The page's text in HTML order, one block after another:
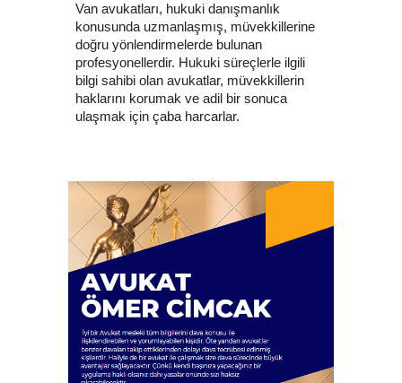
Van avukatları, hukuki danışmanlık
konusunda uzmanlaşmış, müvekkillerine
doğru yönlendirmelerde bulunan
profesyonellerdir. Hukuki süreçlerle ilgili
bilgi sahibi olan avukatlar, müvekkillerin
haklarını korumak ve adil bir sonuca
ulaşmak için çaba harcarlar.